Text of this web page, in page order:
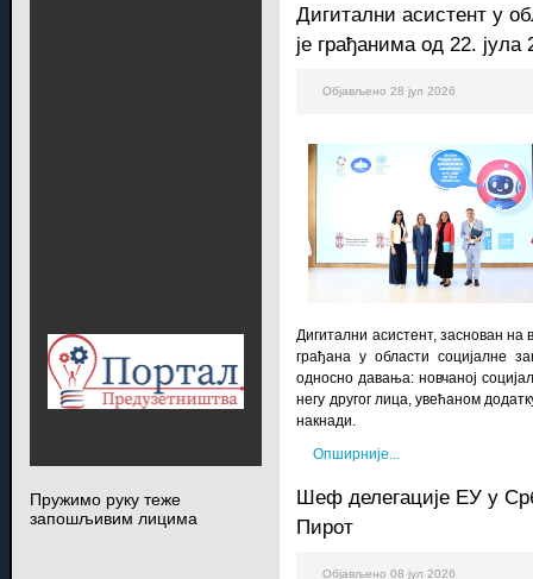
Дигитални асистент у
је грађанима од 22. јула
Објављено 28 јул 2026
Дигитални асистент, заснован
грађана у области социјалне
односно давања: новчаној
негу другог лица, увећаном
накнади.
Опширније...
Шеф делегације ЕУ у
Пирот
Објављено 08 јул 2026
Пружимо руку теже
запошљивим лицима